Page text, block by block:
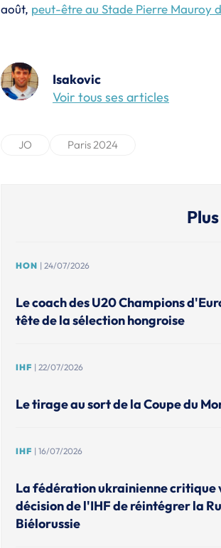
août, peut-être au Stade Pierre Mauroy
Isakovic
Voir tous ses articles
JO Paris 2024
HON | 24/07/2026
Le coach des U20 Champions
tête de la sélection hongroise
IHF | 22/07/2026
Le tirage au sort de la Coupe du
IHF | 16/07/2026
La fédération ukrainienne critique
décision de l'IHF de réintégrer la
Biélorussie